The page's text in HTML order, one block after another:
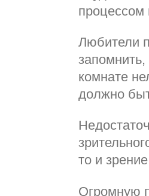
процессом
Любители
комнате
должно
то и
Огромную